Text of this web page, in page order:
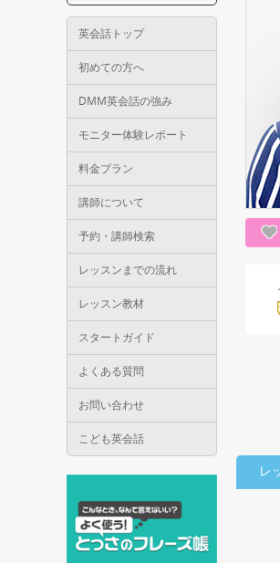
英会話トップ
初めての方へ
DMM英会話の強み
モニター体験レポート
料金プラン
講師について
予約・講師検索
レッスンまでの流れ
レッスン教材
スタートガイド
よくある質問
お問い合わせ
こども英会話
レ